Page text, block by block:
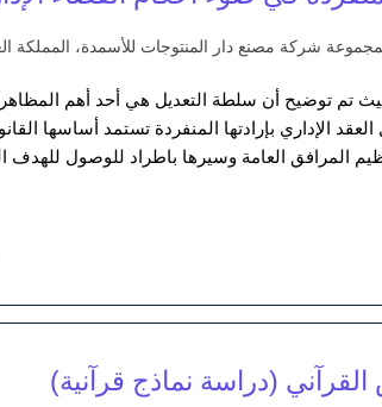
شركة مصنع دار المنتوجات للأسمدة، المملكة
تم توضيح أن سلطة التعديل هي أحد أهم المظاهر
الإداري بإرادتها المنفردة تستمد أساسها
المرافق العامة وسيرها باطراد للوصول للهدف
القرآني (دراسة نماذج قرآنية)